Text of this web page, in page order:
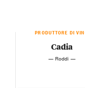
PRODUTTORE DI
Cadia
— Roddi —